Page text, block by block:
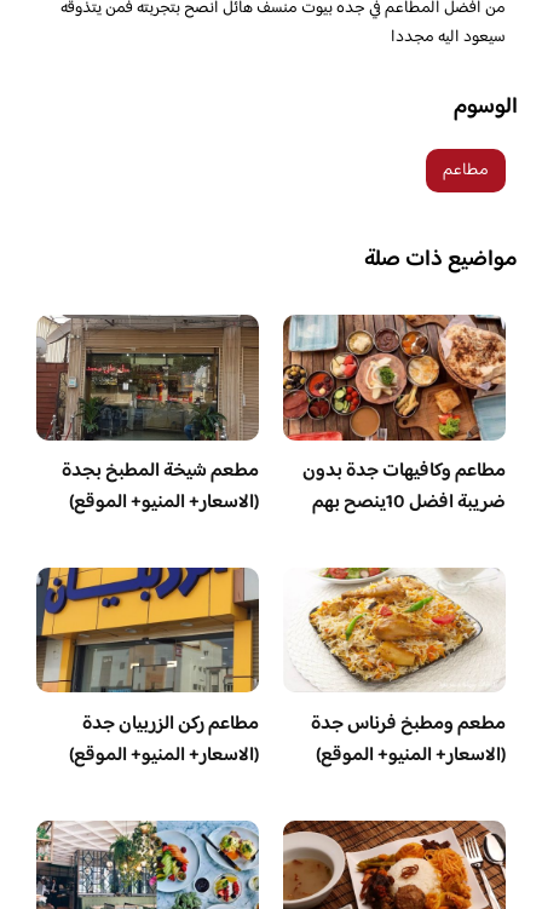
من أفضل المطاعم في جده بيوت منسف هائل انصح بتجربته فمن يتذوقه
سيعود اليه مجددا
الوسوم
مطاعم
مواضيع ذات صلة
مطاعم وكافيهات جدة بدون
ضريبة افضل 10ينصح بهم
مطعم شيخة المطبخ بجدة
(الاسعار+ المنيو+ الموقع)
مطعم ومطبخ فرناس جدة
(الاسعار+ المنيو+ الموقع)
مطاعم ركن الزربيان جدة
(الاسعار+ المنيو+ الموقع)